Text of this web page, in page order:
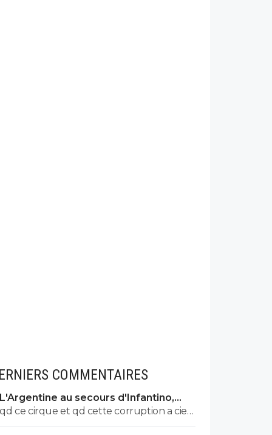
COMMENTAIRES
L'Argentine au secours d'Infantino,
tout s'explique
qd ce cirque et qd cette corruption a ciel
ouvert sans complexe va s arreter. les